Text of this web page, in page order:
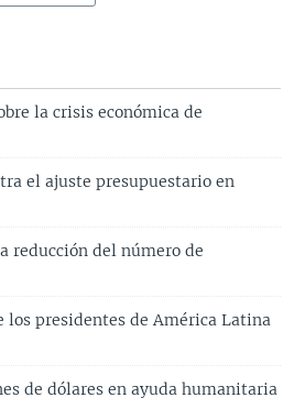
la crisis económica de
el ajuste presupuestario en
reducción del número de
los presidentes de América Latina
de dólares en ayuda humanitaria